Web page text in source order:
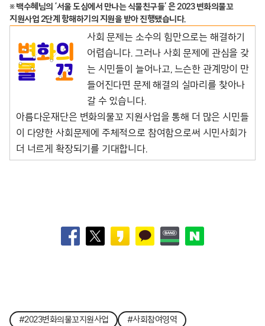
※ 백수혜님의 ‘서울 도심에서 만나는 식물친구들’ 은 2023 변화의물꼬
지원사업 2단계 항해하기의 지원을 받아 진행됐습니다.
사회 문제는 소수의 힘만으로는 해결하기
어렵습니다. 그러나 사회 문제에 관심을 갖
는 시민들이 늘어나고, 느슨한 관계망이 만
들어진다면 문제 해결의 실마리를 찾아나
갈 수 있습니다.
아름다운재단은 변화의물꼬 지원사업을 통해 더 많은 시민들
이 다양한 사회문제에 주체적으로 참여함으로써 시민사회가
더 너르게 확장되기를 기대합니다.
#2023변화의물꼬지원사업
#사회참여영역